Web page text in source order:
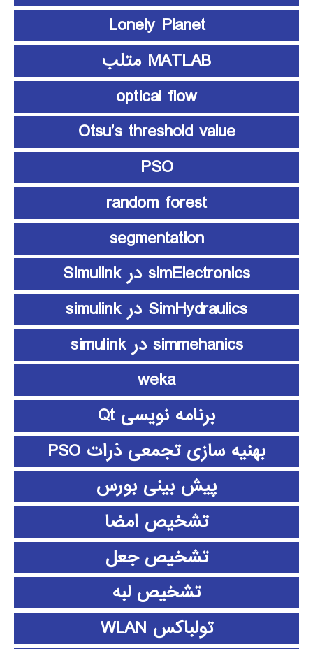
Lonely Planet
MATLAB متلب
optical flow
Otsu’s threshold value
PSO
random forest
segmentation
simElectronics در Simulink
SimHydraulics در simulink
simmehanics در simulink
weka
برنامه نویسی Qt
بهنیه سازی تجمعی ذرات PSO
پیش بینی بورس
تشخیص امضا
تشخیص جعل
تشخیص لبه
تولباکس WLAN